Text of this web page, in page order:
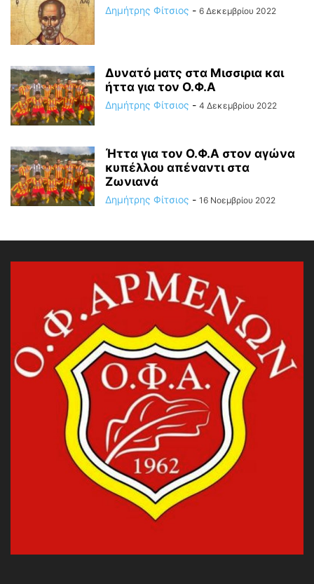
Δημήτρης Φίτσιος - 6 Δεκεμβρίου 2022
Δυνατό ματς στα Μισσιρια και
ήττα για τον Ο.Φ.Α
Δημήτρης Φίτσιος - 4 Δεκεμβρίου 2022
Ήττα για τον Ο.Φ.Α στον αγώνα
κυπέλλου απέναντι στα
Ζωνιανά
Δημήτρης Φίτσιος - 16 Νοεμβρίου 2022